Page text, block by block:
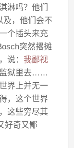
淋吗？他们
及，他们会不
个插头来充
突然撂摊
说：我鄙视
监狱里去……
界上并无一
，这个世界
这些穷尽其
好奇又鄙